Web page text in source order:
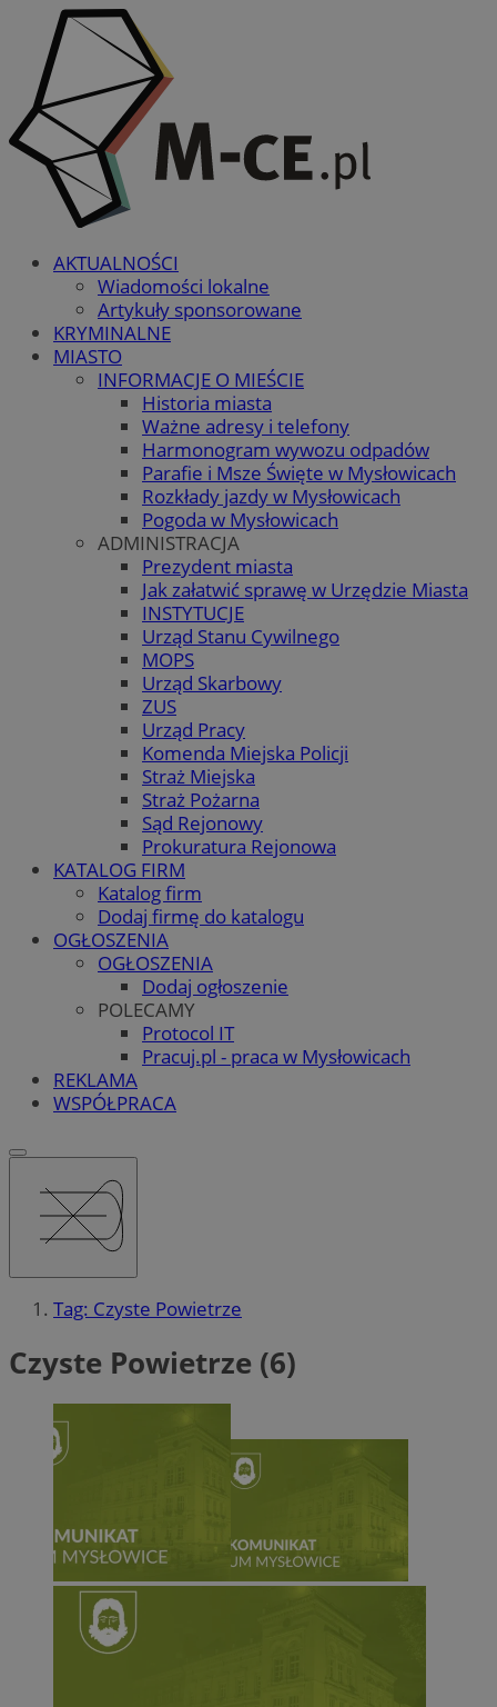
AKTUALNOŚCI
Wiadomości lokalne
Artykuły sponsorowane
KRYMINALNE
MIASTO
INFORMACJE O MIEŚCIE
Historia miasta
Ważne adresy i telefony
Harmonogram wywozu odpadów
Parafie i Msze Święte w Mysłowicach
Rozkłady jazdy w Mysłowicach
Pogoda w Mysłowicach
ADMINISTRACJA
Prezydent miasta
Jak załatwić sprawę w Urzędzie Miasta
INSTYTUCJE
Urząd Stanu Cywilnego
MOPS
Urząd Skarbowy
ZUS
Urząd Pracy
Komenda Miejska Policji
Straż Miejska
Straż Pożarna
Sąd Rejonowy
Prokuratura Rejonowa
KATALOG FIRM
Katalog firm
Dodaj firmę do katalogu
OGŁOSZENIA
OGŁOSZENIA
Dodaj ogłoszenie
POLECAMY
Protocol IT
Pracuj.pl - praca w Mysłowicach
REKLAMA
WSPÓŁPRACA
Tag: Czyste Powietrze
Czyste Powietrze (6)